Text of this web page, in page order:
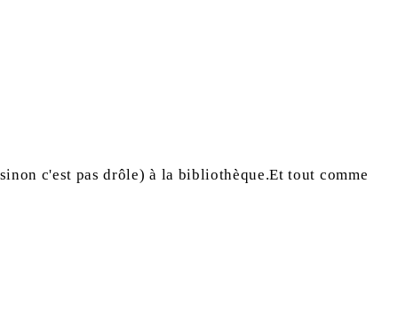
c'est pas drôle) à la bibliothèque.Et tout comme